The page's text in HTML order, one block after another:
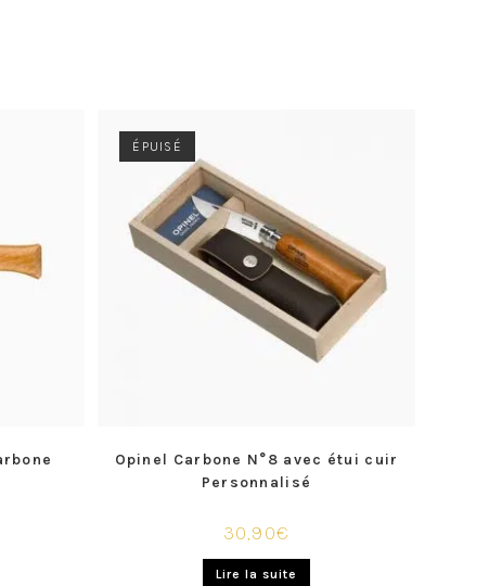
ÉPUISÉ
Opinel Carbone N°8 avec étui cuir
Personnalisé
30,90€
Lire la suite